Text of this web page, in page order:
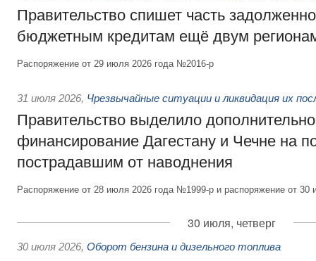
Правительство спишет часть
бюджетным кредитам ещё двум
Распоряжение от 29 июля 2026 года №2016-р
31 июля 2026, Чрезвычайные ситуации и ликвидация их
Правительство выделило
финансирование Дагестану и Чечне на
пострадавшим от наводнения
Распоряжение от 28 июля 2026 года №1999-р и распоряжение от
30 июля, четверг
30 июля 2026, Оборот бензина и дизельного топлива